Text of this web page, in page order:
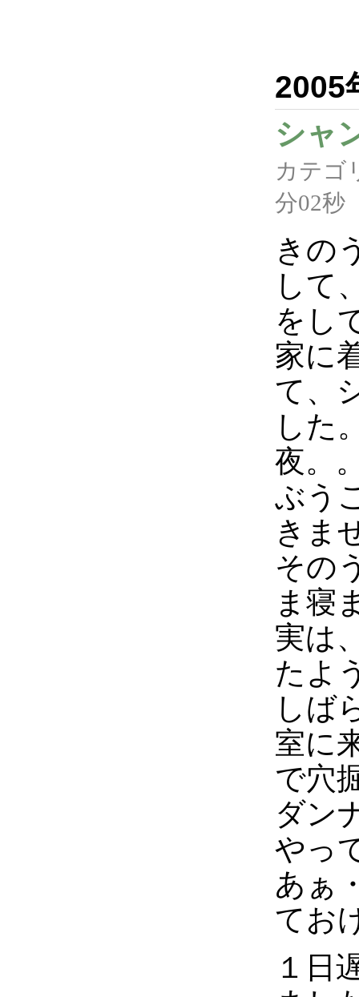
2005
シャ
カテゴ
分02秒
きの
して
をし
家に
て、
した
夜。
ぶう
きま
その
ま寝
実は
たよ
しば
室に
で穴
ダン
やっ
あぁ
てお
１日